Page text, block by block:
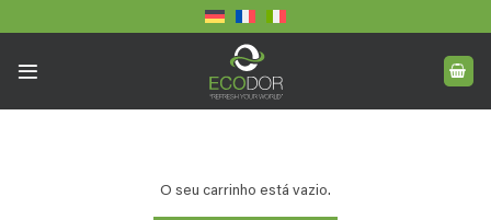
to
O seu carrinho está vazio.